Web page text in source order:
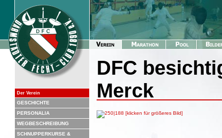
Der Verein
GESCHICHTE
PERSONALIA
WEGBESCHREIBUNG
SCHNUPPERKURSE &
DFC
Merck